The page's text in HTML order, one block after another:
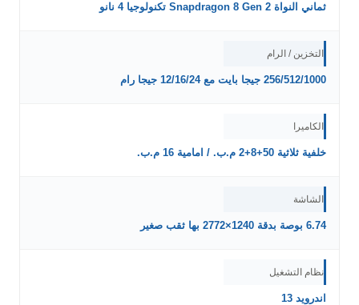
ثماني النواة Snapdragon 8 Gen 2 تكنولوجيا 4 نانو
التخزين / الرام
256/512/1000 جيجا بايت مع 12/16/24 جيجا رام
الكاميرا
خلفية ثلاثية 50+8+2 م.ب. / امامية 16 م.ب.
الشاشة
6.74 بوصة بدقة 1240×2772 بها ثقب صغير
نظام التشغيل
اندرويد 13